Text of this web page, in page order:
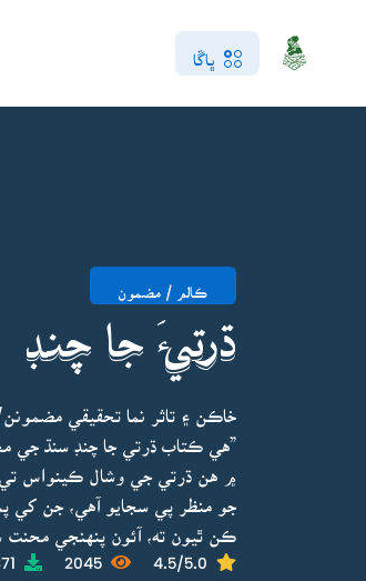
ڀاڱا
ڪالم / مضمون
ڌرتيءَ جا چنڊ
خاڪن ۽ تاثر نما تحقيقي
”هي ڪتاب ڌرتي جا چنڊ سنڌ جي
۾ هن ڌرتي جي وشال ڪينواس تي
جو منظر پي سجايو آهي، جن کي
ڪن ٿيون ته، آئون پنهنجي
4.5/5.0
2045